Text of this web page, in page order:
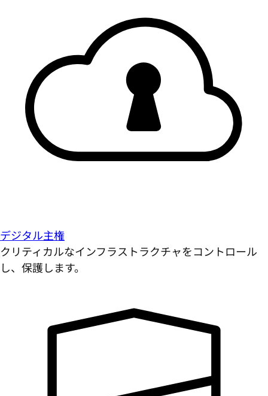
デジタル主権
クリティカルなインフラストラクチャをコントロール
し、保護します。